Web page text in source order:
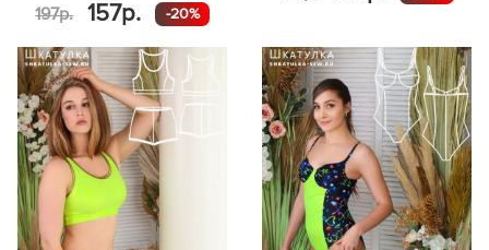
197р.
157р. -20%